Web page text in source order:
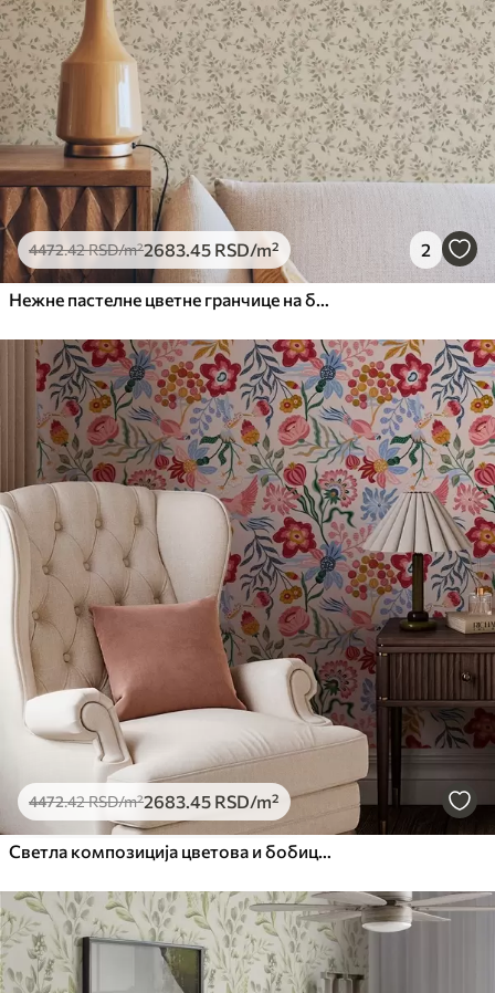
4472.42RSD/m²2683.45 RSD/m² 2
Нежне пастелне цветне гранчице на беж позадини
4472.42RSD/m²2683.45 RSD/m²
Светла композиција цветова и бобица са папагајима